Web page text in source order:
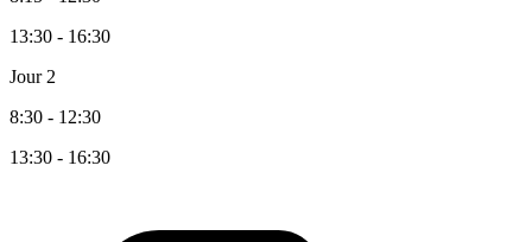
13:30 - 16:30
Jour 2
8:30 - 12:30
13:30 - 16:30